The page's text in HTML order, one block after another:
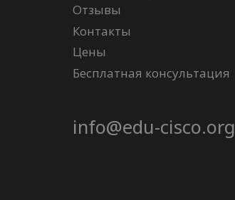
Отзывы
Контакты
Цены
Бесплатная консультация
info@edu-cisco.org